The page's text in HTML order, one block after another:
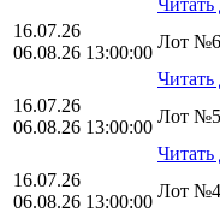
16.07.26
06.08.26 13:00:00
Лот №6
Читать
16.07.26
06.08.26 13:00:00
Лот №5
Читать
16.07.26
06.08.26 13:00:00
Лот №4